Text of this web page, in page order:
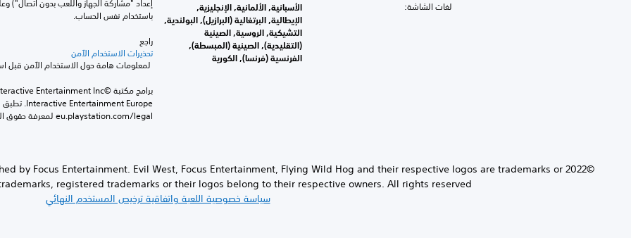
لغات الشاشة:
الأسبانية, الألمانية, الإنجليزية,
الإيطالية, البرتغالية (البرازيل), البولندية,
التشيكية, الروسية, الصينية
(التقليدية), الصينية (المبسطة),
الفرنسية (فرنسا), الكورية
باستخدام نفس الحساب.
راجع
تحذيرات الاستخدام الآمن
eu.playstation.com/legal لمعرفة حقوق الاستخدام الكاملة.
by Focus Entertainment. Evil West, Focus Entertainment, Flying Wild Hog and their respective logos are trademarks or
registered trademarks or their logos belong to their respective owners. All rights reserved.
سياسة خصوصية اللعبة واتفاقية ترخيص المستخدم النهائي